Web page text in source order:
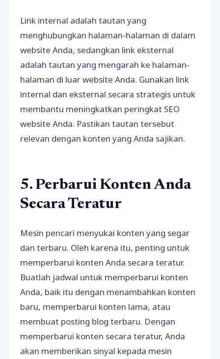
Link internal adalah tautan yang
menghubungkan halaman-halaman di dalam
website Anda, sedangkan link eksternal
adalah tautan yang mengarah ke halaman-
halaman di luar website Anda. Gunakan link
internal dan eksternal secara strategis untuk
membantu meningkatkan peringkat SEO
website Anda. Pastikan tautan tersebut
relevan dengan konten yang Anda sajikan.
5. Perbarui Konten Anda
Secara Teratur
Mesin pencari menyukai konten yang segar
dan terbaru. Oleh karena itu, penting untuk
memperbarui konten Anda secara teratur.
Buatlah jadwal untuk memperbarui konten
Anda, baik itu dengan menambahkan konten
baru, memperbarui konten lama, atau
membuat posting blog terbaru. Dengan
memperbarui konten secara teratur, Anda
akan memberikan sinyal kepada mesin